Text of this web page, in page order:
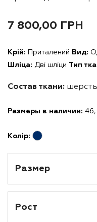
7 800,00 ГРН
Крій: Приталений Вид:
Шліца: Дві шліци Тип
Состав ткани:
Размеры в наличии: 46,
Колір: